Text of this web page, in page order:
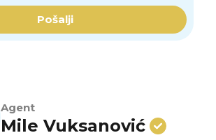
Pošalji
Agent
Mile Vuksanović